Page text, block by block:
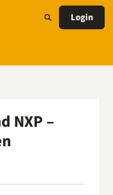
Login
NXP –